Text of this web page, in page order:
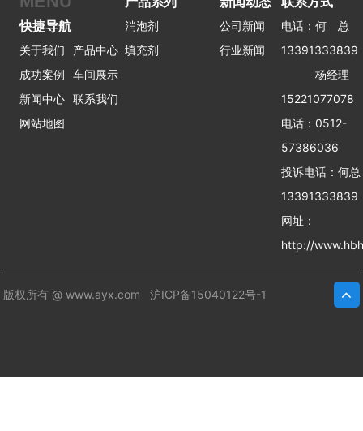
快捷导航
关于我们
产品中心
成功案例
车间展示
新闻中心 联系我们
网站地图
消泡剂
填充剂
公司新闻
行业新闻
电话：何 总
13391333839
杨经理
15221077078
电话：0512-
57386036
投诉电话：何总
13391333839
网址：
http://
版权所有 @ www.ayx.com沪ICP备15040122号-1